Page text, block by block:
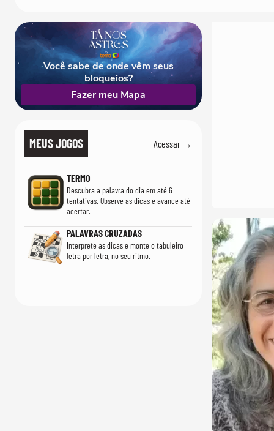
Você sabe de onde vêm seus
bloqueios?
Fazer meu Mapa
MEUS JOGOS Acessar →
TERMO
Descubra a palavra do dia em até 6
tentativas. Observe as dicas e avance até
acertar.
PALAVRAS CRUZADAS
Interprete as dicas e monte o tabuleiro
letra por letra, no seu ritmo.